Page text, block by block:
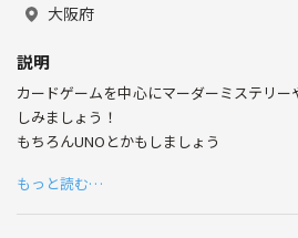
大阪府
説明
カードゲームを中心にマーダーミステリ
しみましょう！
もちろんUNOとかもしましょう
もっと読む…